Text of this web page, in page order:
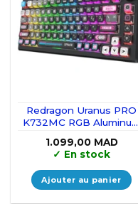
Redragon Uranus PRO
K732MC RGB Aluminum
(Wukong Switches)
1.099,00 MAD
✓ En stock
Ajouter au panier